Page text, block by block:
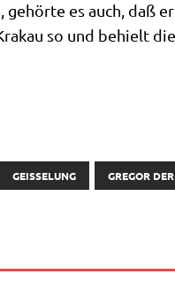
gehör­te es auch,
so und behielt
GEISSELUNG GREGOR DER